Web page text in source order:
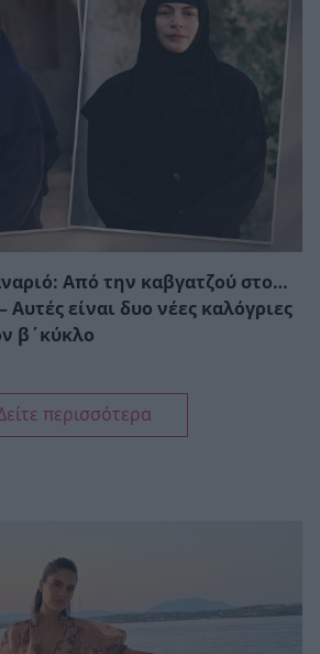
Από την καβγατζού στο…
Αυτές είναι δυο νέες καλόγριες
β΄κύκλο
περισσότερα